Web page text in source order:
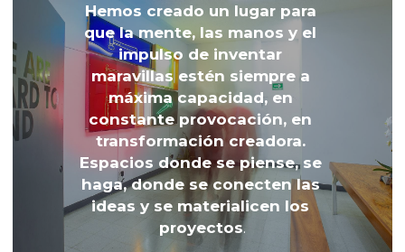
Hemos creado un lugar para
que la mente, las manos y el
impulso de inventar
maravillas estén siempre a
máxima capacidad, en
constante provocación, en
transformación creadora.
Espacios donde se piense, se
haga, donde se conecten las
ideas y se materialicen los
proyectos.